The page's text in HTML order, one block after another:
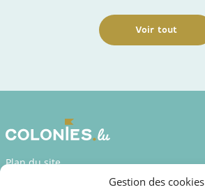
Gestion des cookies
Voir tout
Plan du site
Déclaration d’accessibilité